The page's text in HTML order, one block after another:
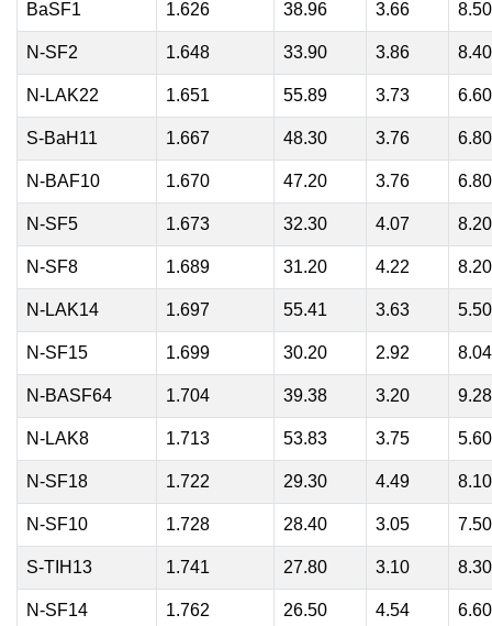
BaSF1 1.626 38.96 3.66 8.50
N-SF2 1.648 33.90 3.86 8.40
N-LAK22 1.651 55.89 3.73 6.60
S-BaH11 1.667 48.30 3.76 6.80
N-BAF10 1.670 47.20 3.76 6.80
N-SF5 1.673 32.30 4.07 8.20
N-SF8 1.689 31.20 4.22 8.20
N-LAK14 1.697 55.41 3.63 5.50
N-SF15 1.699 30.20 2.92 8.04
N-BASF64 1.704 39.38 3.20 9.28
N-LAK8 1.713 53.83 3.75 5.60
N-SF18 1.722 29.30 4.49 8.10
N-SF10 1.728 28.40 3.05 7.50
S-TIH13 1.741 27.80 3.10 8.30
N-SF14 1.762 26.50 4.54 6.60